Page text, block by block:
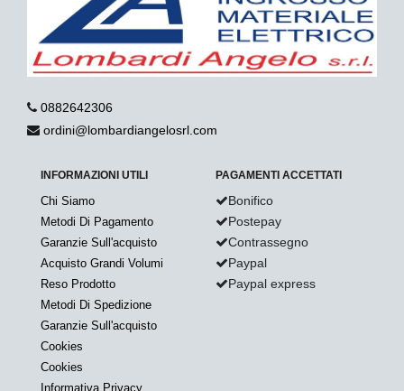
0882642306
ordini@lombardiangelosrl.com
INFORMAZIONI UTILI
Chi Siamo
Metodi Di Pagamento
Garanzie Sull'acquisto
Acquisto Grandi Volumi
Reso Prodotto
Metodi Di Spedizione
Garanzie Sull'acquisto
Cookies
Cookies
Informativa Privacy
PAGAMENTI ACCETTATI
Bonifico
Postepay
Contrassegno
Paypal
Paypal express